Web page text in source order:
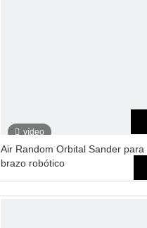
vídeo
Air Random Orbital Sander para
brazo robótico